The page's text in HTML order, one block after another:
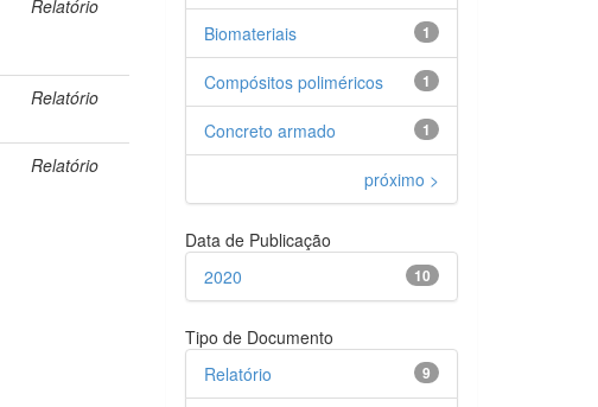
Relatório
Relatório
Relatório
1
Biomateriais
1
Compósitos poliméricos
1
Concreto armado
próximo >
Data de Publicação
10
2020
Tipo de Documento
9
Relatório